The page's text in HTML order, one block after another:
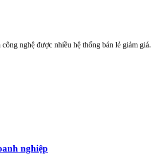
nghệ được nhiều hệ thống bán lẻ giảm giá.
nghiệp